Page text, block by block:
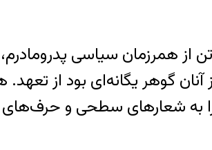
همرزمان سیاسی پدرومادرم،
گوهر یگانه‌ای بود از تعهد.
به شعارهای سطحی و